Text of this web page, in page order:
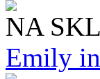
NA
Emily